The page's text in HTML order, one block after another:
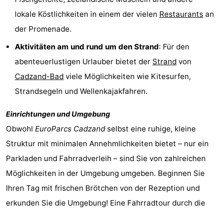
Städte
Sport
Radfahren
Golfplatze
-
Sportangeln
Haifischzähne
lokale Köstlichkeiten in einem der vielen Restaurants an
der Promenade.
Aktivitäten am und rund um den Strand: Für den
abenteuerlustigen Urlauber bietet der Strand von
Cadzand-Bad viele Möglichkeiten wie Kitesurfen,
Strandsegeln und Wellenkajakfahren.
Einrichtungen und Umgebung
Obwohl EuroParcs Cadzandselbst eine ruhige, kleine
Struktur mit minimalen Annehmlichkeiten bietet – nur ein
Parkladen und Fahrradverleih – sind Sie von zahlreichen
Möglichkeiten in der Umgebung umgeben. Beginnen Sie
Ihren Tag mit frischen Brötchen von der Rezeption und
erkunden Sie die Umgebung! Eine Fahrradtour durch die